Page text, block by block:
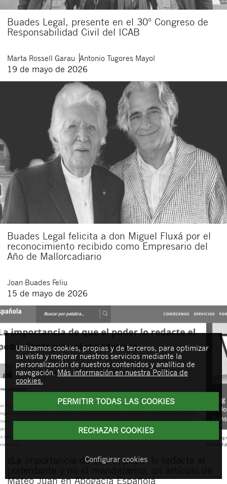
Buades Legal, presente en el 30º Congreso de
Responsabilidad Civil del ICAB
Marta Rossell Garau Antonio Tugores Mayol
19 de mayo de 2026
Buades Legal felicita a don Miguel Fluxá por el
reconocimiento recibido como Empresario del
Año de Mallorcadiario
Joan Buades Feliu
15 de mayo de 2026
«La importancia de que el poder lo redacte el
Mateo Juan en Abogacía Española
Utilizamos cookies, propias y de terceros, para optimizar
su visita y mejorar nuestros servicios mediante la
personalización de nuestros contenidos y analítica de
navegación. Más información en nuestra Política de
cookies.
PERMITIR TODAS LAS COOKIES
RECHAZAR COOKIES
Configurar cookies